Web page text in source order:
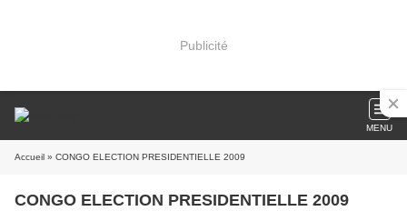
Publicité
MENU
Accueil » CONGO ELECTION PRESIDENTIELLE 2009
CONGO ELECTION PRESIDENTIELLE 2009